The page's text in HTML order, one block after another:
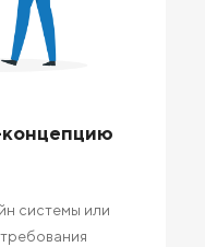
системы или